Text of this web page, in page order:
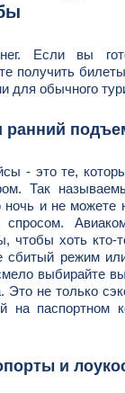
Если вы
получить
для обычного
ранний
- это те,
Так
ночь и не можете
спросом.
чтобы хоть кто-
сбитый режим
выбирайте
Это не только
на паспортном
и